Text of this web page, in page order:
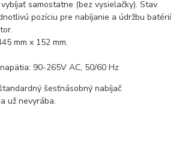
samostatne (bez vysielačky). Stav
pozíciu pre nabíjanie a údržbu batérií
mm x 152 mm.
90-265V AC, 50/60 Hz
šesťnásobný nabíjač
už nevyrába.